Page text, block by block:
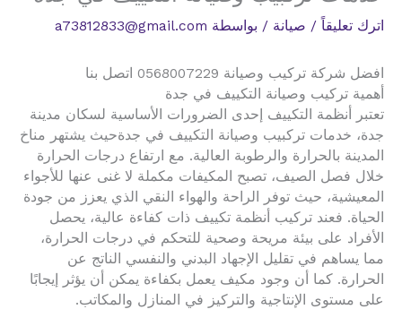
اترك تعليقاً / صيانة / بواسطة a73812833@gmail.com
افضل شركة تركيب وصيانة 0568007229 اتصل بنا
أهمية تركيب وصيانة التكييف في جدة
تعتبر أنظمة التكييف إحدى الضرورات الأساسية لسكان مدينة
جدة، خدمات تركبيب وصيانة التكييف في جدةحيث يشتهر مناخ
المدينة بالحرارة والرطوبة العالية. مع ارتفاع درجات الحرارة
خلال فصل الصيف، تصبح المكيفات مكملة لا غنى عنها للأجواء
المعيشية، حيث توفر الراحة والهواء النقي الذي يعزز من جودة
الحياة. فعند تركيب أنظمة تكييف ذات كفاءة عالية، يحصل
الأفراد على بيئة مريحة وصحية للتحكم في درجات الحرارة،
مما يساهم في تقليل الإجهاد البدني والنفسي الناتج عن
الحرارة. كما أن وجود مكيف يعمل بكفاءة يمكن أن يؤثر إيجابًا
على مستوى الإنتاجية والتركيز في المنازل والمكاتب.